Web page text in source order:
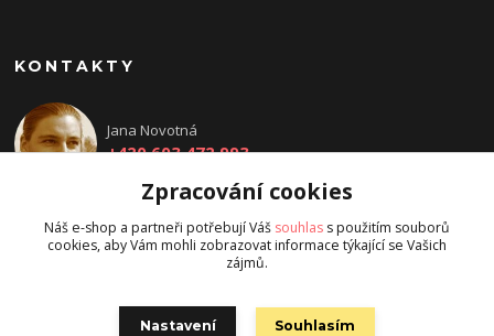
KONTAKTY
Jana Novotná
+420 603 472 993
dzejn.n@email.cz
Zpracování cookies
Náš e-shop a partneři potřebují Váš souhlas s použitím souborů
cookies, aby Vám mohli zobrazovat informace týkající se Vašich
zájmů.
Nastavení Souhlasím